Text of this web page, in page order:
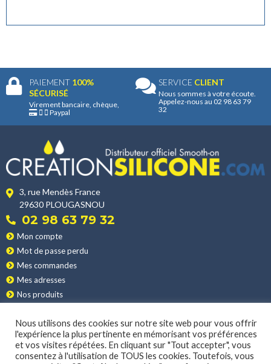
PAIEMENT 100%
SÉCURISÉ
Virement bancaire, chèque,
Paypal
SERVICE CLIENT
Nous sommes à votre écoute.
Appelez-nous au 02 98 63 79
32
3, rue Mendès France
29630 PLOUGASNOU
02 98 63 79 32
Mon compte
Mot de passe perdu
Mes commandes
Mes adresses
Nos produits
Nos conditions de vente
La livraison
Nous utilisons des cookies sur notre site web pour vous offrir
l'expérience la plus pertinente en mémorisant vos préférences
et vos visites répétées. En cliquant sur "Tout accepter", vous
consentez à l'utilisation de TOUS les cookies. Toutefois, vous